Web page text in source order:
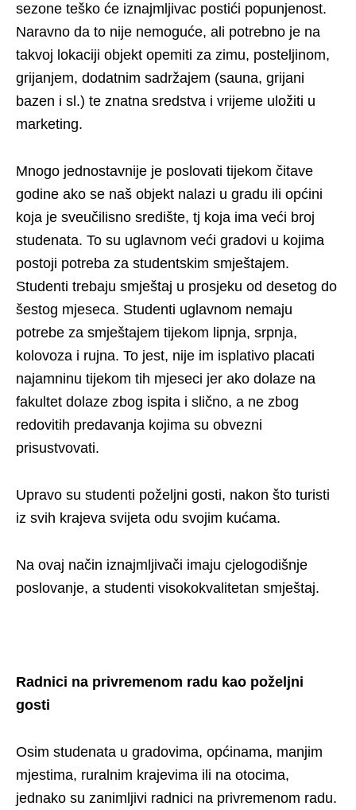
sezone teško će iznajmljivac postići popunjenost.
Naravno da to nije nemoguće, ali potrebno je na
takvoj lokaciji objekt opemiti za zimu, posteljinom,
grijanjem, dodatnim sadržajem (sauna, grijani
bazen i sl.) te znatna sredstva i vrijeme uložiti u
marketing.
Mnogo jednostavnije je poslovati tijekom čitave
godine ako se naš objekt nalazi u gradu ili općini
koja je sveučilisno središte, tj koja ima veći broj
studenata. To su uglavnom veći gradovi u kojima
postoji potreba za studentskim smještajem.
Studenti trebaju smještaj u prosjeku od desetog do
šestog mjeseca. Studenti uglavnom nemaju
potrebe za smještajem tijekom lipnja, srpnja,
kolovoza i rujna. To jest, nije im isplativo placati
najamninu tijekom tih mjeseci jer ako dolaze na
fakultet dolaze zbog ispita i slično, a ne zbog
redovitih predavanja kojima su obvezni
prisustvovati.
Upravo su studenti poželjni gosti, nakon što turisti
iz svih krajeva svijeta odu svojim kućama.
Na ovaj način iznajmljivači imaju cjelogodišnje
poslovanje, a studenti visokokvalitetan smještaj.
Radnici na privremenom radu kao poželjni
gosti
Osim studenata u gradovima, općinama, manjim
mjestima, ruralnim krajevima ili na otocima,
jednako su zanimljivi radnici na privremenom radu.